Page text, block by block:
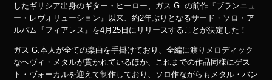
したギリシア出身のギター・ヒーロー、ガス G. の前作『ブランニュ
ー・レヴォリューション』以来、約2年ぶりとなるサード・ソロ・ア
ルバム『フィアレス』を4月25日にリリースすることが決定した！
ガス G.本人が全ての楽曲を手掛けており、全編に渡りメロディック
なヘヴィ・メタルが貫かれているほか、これまでの作品同様にゲス
ト・ヴォーカルを迎えて制作しており、ソロ作ながらもメタル・バン